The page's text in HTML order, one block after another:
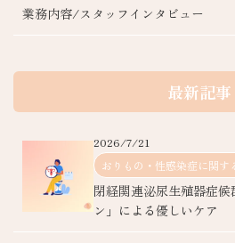
業務内容/スタッフインタビュー
最新記事
2026/7/21
おりもの・性感染症に関す
閉経関連泌尿生殖器症
ン」による優しいケア